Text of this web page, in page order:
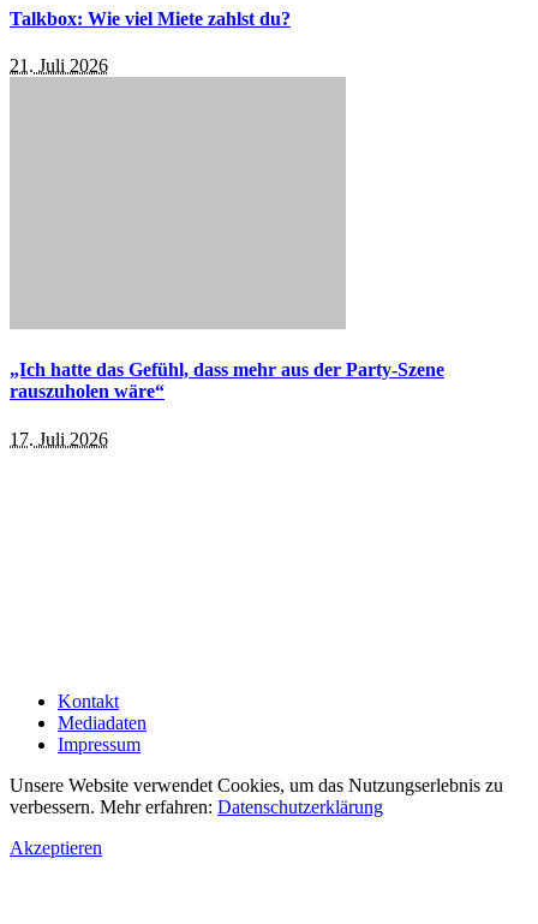
Talkbox: Wie viel Miete zahlst du?
21. Juli 2026
„Ich hatte das Gefühl, dass mehr aus der Party-Szene
rauszuholen wäre“
17. Juli 2026
Kontakt
Mediadaten
Impressum
Unsere Website verwendet Cookies, um das Nutzungserlebnis zu
verbessern. Mehr erfahren: Datenschutzerklärung
Akzeptieren